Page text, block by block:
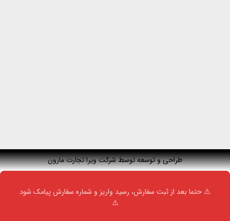
طراحی و توسعه توسط شرکت ویرا تجارت مارون
⚠️ حتما بعد از ثبت سفارش، رسید واریز و شماره سفارش پیامک شود
⚠️